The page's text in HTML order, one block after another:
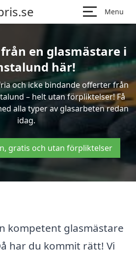
Menu
en glasmästare i
här!
och icke bindande offerter från
– helt utan förpliktelser! Få
alla typer av glasarbeten redan
idag.
gratis och utan förpliktelser
kompetent glasmästare
har du kommit rätt! Vi